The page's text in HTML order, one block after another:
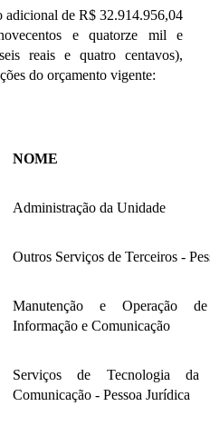
adicional de R$ 32.914.956,04
e quatorze mil e
reais e quatro centavos),
do orçamento vigente:
NOME
Administração da Unidade
Outros Serviços de Terceiros -
Manutenção e Operação
Informação e Comunicação
Serviços de Tecnologia da
Comunicação - Pessoa Jurídica